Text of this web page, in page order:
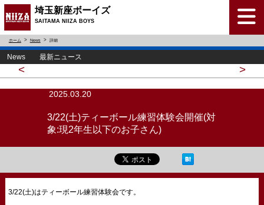
埼玉新座ボーイズ
SAITAMA NIIZA BOYS
ホーム News 詳細
News 最新ニュース
< >
2025.03.20
3/22(土)ティーボール練習体験会開催(対
象:現2年生以下のお子さん)
3/22(土)はティーボール練習体験会です。